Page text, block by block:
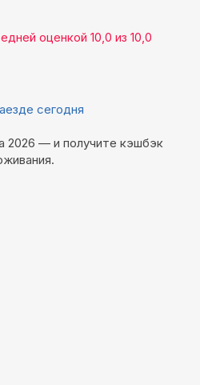
оценкой 10,0 из 10,0
сегодня
2026 — и получите кэшбэк